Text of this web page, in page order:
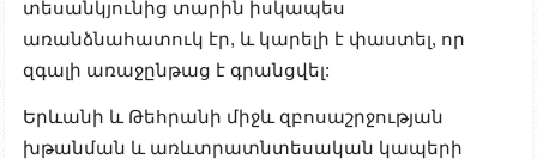
տեսանկյունից տարին իսկապես
առանձնահատուկ էր, և կարելի է փաստել, որ
զգալի առաջընթաց է գրանցվել:
Երևանի և Թեհրանի միջև զբոսաշրջության
խթանման և առևտրատնտեսական կապերի